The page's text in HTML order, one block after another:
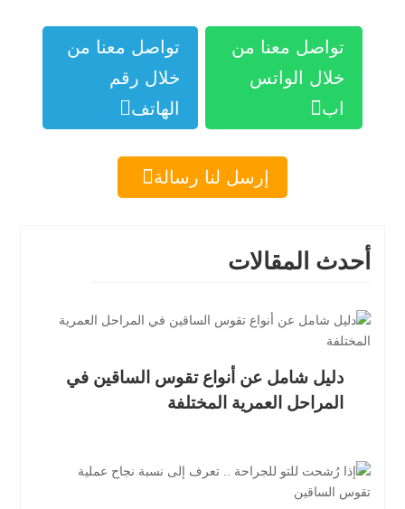
أحدث المقالات
دليل شامل عن أنواع تقوس الساقين في
المراحل العمرية المختلفة
تواصل معنا من
خلال الواتس
اب
تواصل معنا من
خلال رقم
الهاتف
إرسل لنا رسالة